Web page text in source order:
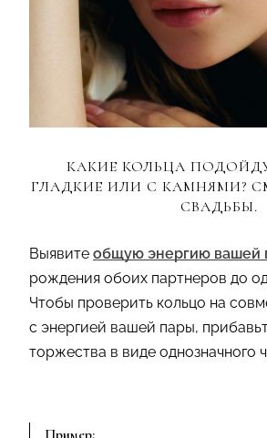
КАКИЕ КОЛЬЦА
ГЛАДКИЕ ИЛИ С КАМНЯМИ?
СВАДЬБЫ.
Выявите общую энергию вашей
рождения обоих партнеров до
Чтобы проверить кольцо на
с энергией вашей пары,
торжества в виде однозначного